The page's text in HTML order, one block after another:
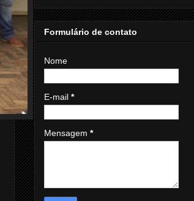
Formulário de contato
Nome
E-mail *
Mensagem *